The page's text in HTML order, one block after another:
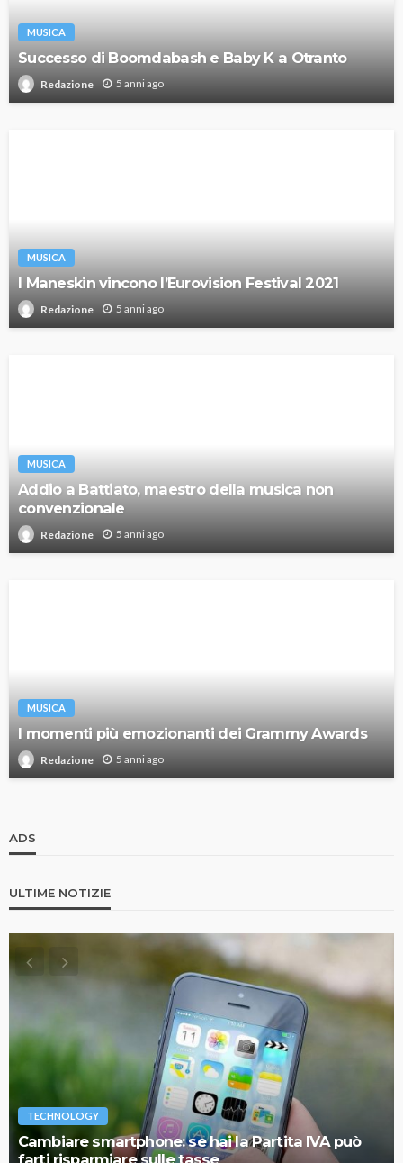
MUSICA
Successo di Boomdabash e Baby K a Otranto
Redazione 5 anni ago
MUSICA
I Maneskin vincono l’Eurovision Festival 2021
Redazione 5 anni ago
MUSICA
Addio a Battiato, maestro della musica non
convenzionale
Redazione 5 anni ago
MUSICA
I momenti più emozionanti dei Grammy Awards
Redazione 5 anni ago
ADS
ULTIME NOTIZIE
TECHNOLOGY
Cambiare smartphone: se hai la Partita IVA può